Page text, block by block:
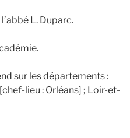
L. Duparc.
sur les départements :
lieu : Orléans] ; Loir-et-